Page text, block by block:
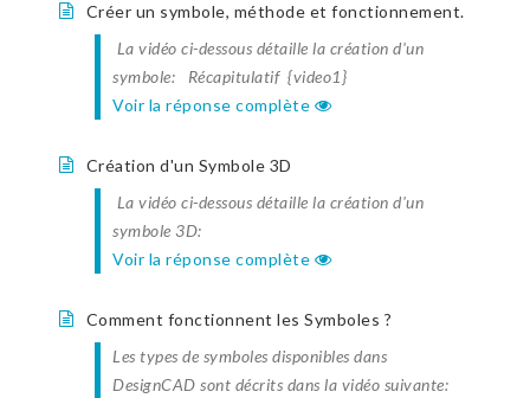
Créer un symbole, méthode et fonctionnement.
La vidéo ci-dessous détaille la création d'un
symbole: Récapitulatif {video1}
Voir la réponse complète
Création d'un Symbole 3D
La vidéo ci-dessous détaille la création d'un
symbole 3D:
Voir la réponse complète
Comment fonctionnent les Symboles ?
Les types de symboles disponibles dans
DesignCAD sont décrits dans la vidéo suivante: